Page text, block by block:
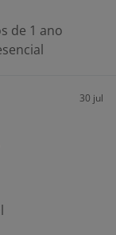
de 1 ano
30 jul